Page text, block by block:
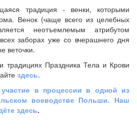
традиция - венки, которыми
Венок (чаще всего из целебных
неотъемлемым атрибутом
заборах уже со вчерашнего дня
веточки.
традициях Праздника Тела и Крови
здесь.
в процессии в одной из
воеводстве Польши. Наш
здесь.